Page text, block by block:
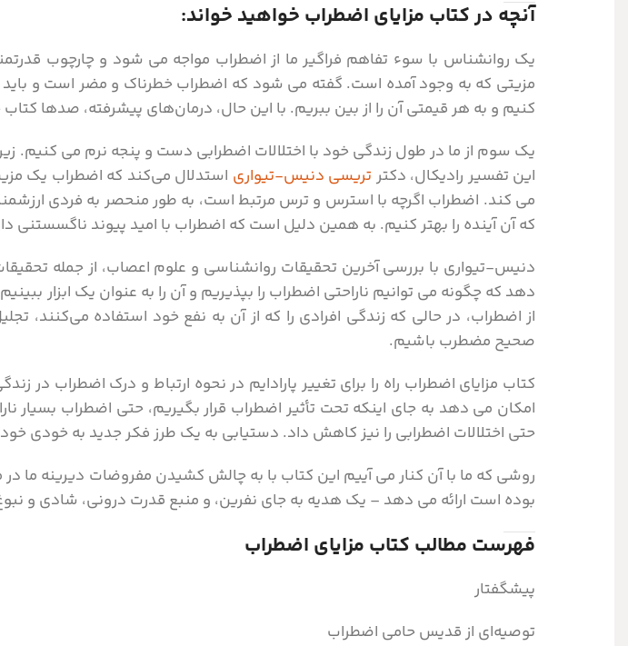
آنچه در کتاب مزایای اضطراب خواهید خواند:
یک روانشناس با سوء تفاهم فراگیر ما از اضطراب مواجه می شود و چارچوب
مزیتی که به وجود آمده است. گفته می شود که اضطراب خطرناک و مضر است و باید
کنیم و به هر قیمتی آن را از بین ببریم. با این حال، درمان‌های پیشرفته، صدها کتاب
یک سوم از ما در طول زندگی خود با اختلالات اضطرابی دست و پنجه نرم می کنیم.
این تفسیر رادیکال، دکتر تریسی دنیس-تیواری استدلال می‌کند که اضطراب یک
می کند. اضطراب اگرچه با استرس و ترس مرتبط است، به طور منحصر به فردی
که آن آینده را بهتر کنیم. به همین دلیل است که اضطراب با امید پیوند ناگسستنی
دنیس-تیواری با بررسی آخرین تحقیقات روانشناسی و علوم اعصاب، از جمله
دهد که چگونه می توانیم ناراحتی اضطراب را بپذیریم و آن را به عنوان یک ابزار
از اضطراب، در حالی که زندگی افرادی را که از آن به نفع خود استفاده می‌کنند،
صحیح مضطرب باشیم.
کتاب مزایای اضطراب راه را برای تغییر پارادایم در نحوه ارتباط و درک اضطراب
امکان می دهد به جای اینکه تحت تأثیر اضطراب قرار بگیریم، حتی اضطراب بسیار
حتی اختلالات اضطرابی را نیز کاهش داد. دستیابی به یک طرز فکر جدید به خودی
روشی که ما با آن کنار می آییم این کتاب با به چالش کشیدن مفروضات دیرینه
بوده است ارائه می دهد – یک هدیه به جای نفرین، و منبع قدرت درونی، شادی و
فهرست مطالب کتاب مزایای اضطراب
پیشگفتار
توصیه‌ای از قدیس حامی اضطراب